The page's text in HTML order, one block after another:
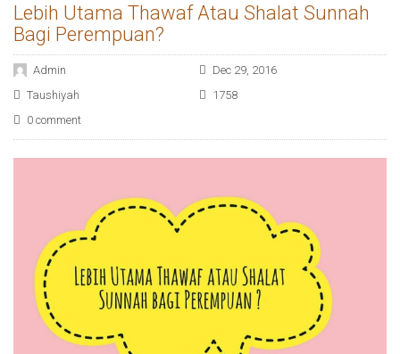
Lebih Utama Thawaf Atau Shalat Sunnah
Bagi Perempuan?
Admin
Dec 29, 2016
Taushiyah
1758
0 comment